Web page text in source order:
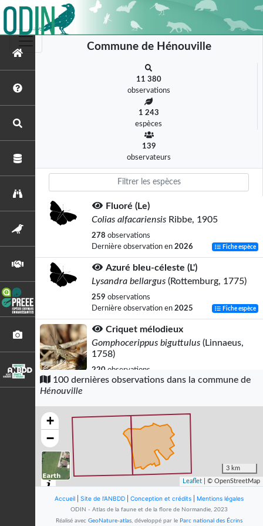
Commune de Hénouville
11 380
observations
1 243
espèces
139
observateurs
Fluoré (Le)
Colias alfacariensis Ribbe, 1905
278 observations
Dernière observation en 2026 Fiche espèce
Azuré bleu-céleste (L')
Lysandra bellargus (Rottemburg, 1775)
259 observations
Dernière observation en 2025 Fiche espèce
Criquet mélodieux
Gomphocerippus biguttulus (Linnaeus,
1758)
220 observations
Dernière observation en2025 Fiche espèce
Larus fuscusLinnaeus, 1758
observations
Dernière observation en
Demi-Deuil (Le)
Melanargia galathea(Linnaeus, 1758)
Dernière observation en
100 dernières observations dans la commune de
Hénouville
+
−
3 km
Leaflet | © OpenStreetMap
Accueil Site de l'ANBDD Conception et crédits Mentions légales
ODIN - Atlas de la faune et de la flore de Normandie, 2023
Réalisé avec GeoNature-atlas, développé par le Parc national des Écrins